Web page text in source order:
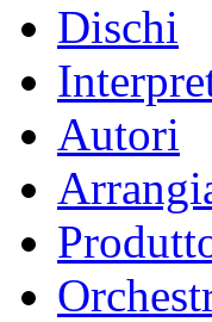
Dischi
Autori